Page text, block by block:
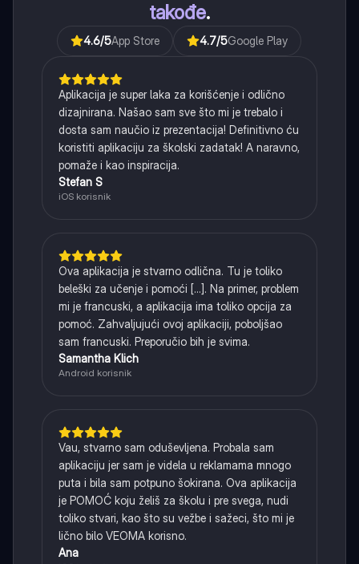
takođe.
4.6/5App Store 4.7/5Google Play
Aplikacija je super laka za korišćenje i odlično
dizajnirana. Našao sam sve što mi je trebalo i
dosta sam naučio iz prezentacija! Definitivno ću
koristiti aplikaciju za školski zadatak! A naravno,
pomaže i kao inspiracija.
Stefan S
iOS korisnik
Ova aplikacija je stvarno odlična. Tu je toliko
beleški za učenje i pomoći [...]. Na primer, problem
mi je francuski, a aplikacija ima toliko opcija za
pomoć. Zahvaljujući ovoj aplikaciji, poboljšao
sam francuski. Preporučio bih je svima.
Samantha Klich
Android korisnik
Vau, stvarno sam oduševljena. Probala sam
aplikaciju jer sam je videla u reklamama mnogo
puta i bila sam potpuno šokirana. Ova aplikacija
je POMOĆ koju želiš za školu i pre svega, nudi
toliko stvari, kao što su vežbe i sažeci, što mi je
lično bilo VEOMA korisno.
Ana